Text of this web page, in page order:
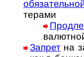
терами
Запрет на